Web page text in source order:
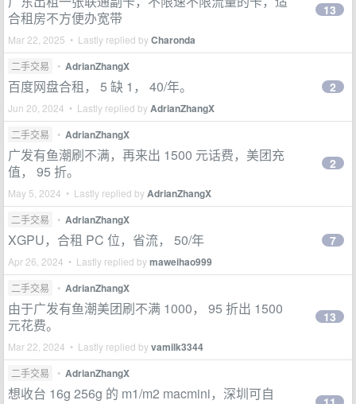
合租房不方便办宽带
Mar 22, 2025 • Lastly replied byCharonda
13
二手交易 • AdrianZhangX
百度网盘合租， 5 缺 1， 40/年。
Jun 20, 2024 • Lastly replied byAdrianZhangX
2
二手交易 • AdrianZhangX
广发有鱼潮刷不满，再来出 1500 元话费，美团充
值， 95 折。
May 5, 2024 • Lastly replied byAdrianZhangX
2
二手交易 • AdrianZhangX
XGPU，合租 PC 位，省流， 50/年
Apr 26, 2024 • Lastly replied bymaweihao999
7
二手交易 • AdrianZhangX
由于广发有鱼潮美团刷不满 1000， 95 折出 1500
元花费。
Mar 22, 2024 • Lastly replied byvamilk3344
13
二手交易 • AdrianZhangX
想收台 16g 256g 的 m1/m2 macmini，深圳可自